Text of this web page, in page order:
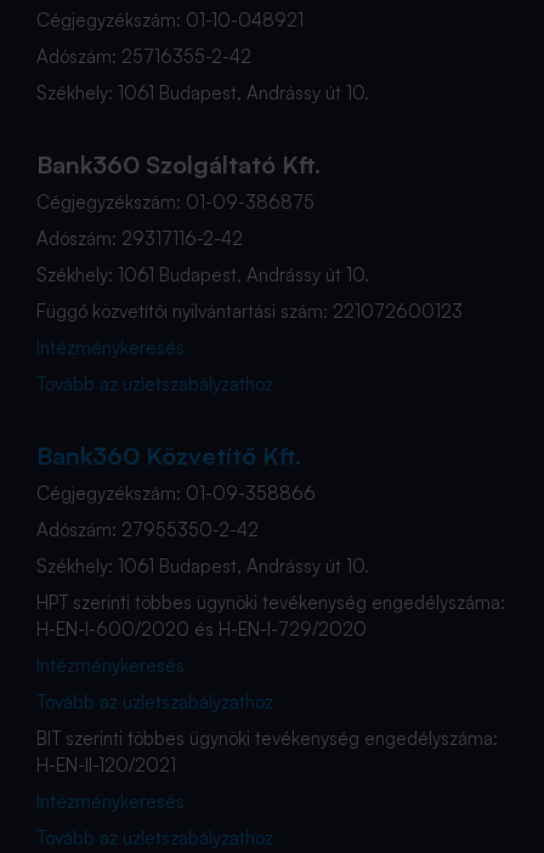
Cégjegyzékszám: 01-10-048921
Adószám: 25716355-2-42
Székhely: 1061 Budapest, Andrássy út 10.
Bank360 Szolgáltató Kft.
Cégjegyzékszám: 01-09-386875
Adószám: 29317116-2-42
Székhely: 1061 Budapest, Andrássy út 10.
Függő közvetítői nyilvántartási szám: 221072600123
Intézménykeresés
Tovább az üzletszabályzathoz
Bank360 Közvetítő Kft.
Cégjegyzékszám: 01-09-358866
Adószám: 27955350-2-42
Székhely: 1061 Budapest, Andrássy út 10.
HPT szerinti többes ügynöki tevékenység engedélyszáma:
H-EN-I-600/2020 és H-EN-I-729/2020
Intézménykeresés
Tovább az üzletszabályzathoz
BIT szerinti többes ügynöki tevékenység engedélyszáma:
H-EN-II-120/2021
Intézménykeresés
Tovább az üzletszabályzathoz